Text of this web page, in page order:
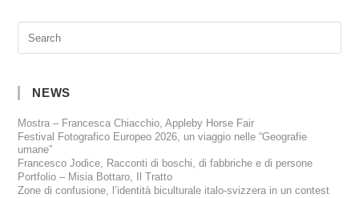
NEWS
Mostra – Francesca Chiacchio, Appleby Horse Fair
Festival Fotografico Europeo 2026, un viaggio nelle “Geografie
umane”
Francesco Jodice, Racconti di boschi, di fabbriche e di persone
Portfolio – Misia Bottaro, Il Tratto
Zone di confusione, l’identità biculturale italo-svizzera in un contest